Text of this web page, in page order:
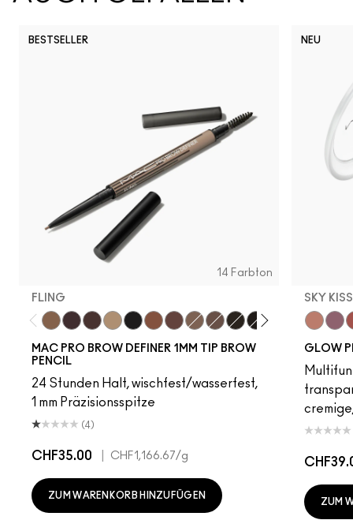
BESTSELLER
14 Farbton
FLING
MAC PRO BROW DEFINER 1MM TIP BROW
PENCIL
24 Stunden Halt, wischfest/wasserfest,
1 mm Präzisionsspitze
(4)
CHF35.00 CHF1,166.67/g
ZUM WARENKORB HINZUFÜGEN
NEU
SKY
GLOW
ZUM